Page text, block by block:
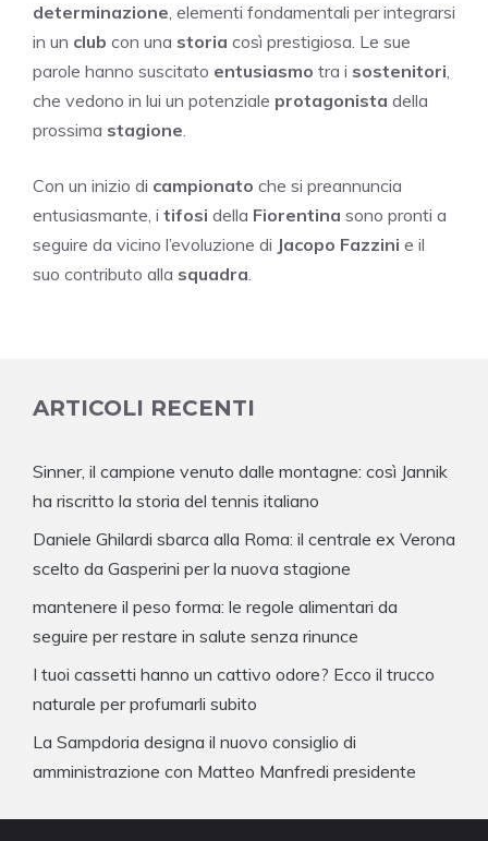
determinazione, elementi fondamentali per integrarsi
in un club con una storia così prestigiosa. Le sue
parole hanno suscitato entusiasmo tra i sostenitori,
che vedono in lui un potenziale protagonista della
prossima stagione.
Con un inizio di campionato che si preannuncia
entusiasmante, i tifosi della Fiorentina sono pronti a
seguire da vicino l’evoluzione di Jacopo Fazzini e il
suo contributo alla squadra.
ARTICOLI RECENTI
Sinner, il campione venuto dalle montagne: così Jannik
ha riscritto la storia del tennis italiano
Daniele Ghilardi sbarca alla Roma: il centrale ex Verona
scelto da Gasperini per la nuova stagione
mantenere il peso forma: le regole alimentari da
seguire per restare in salute senza rinunce
I tuoi cassetti hanno un cattivo odore? Ecco il trucco
naturale per profumarli subito
La Sampdoria designa il nuovo consiglio di
amministrazione con Matteo Manfredi presidente